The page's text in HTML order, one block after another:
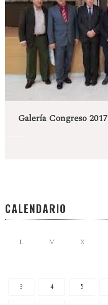
Galería Congreso 2017
CALENDARIO
L M X
3 4 5